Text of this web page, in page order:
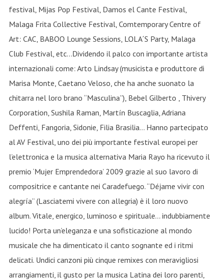
festival, Mijas Pop Festival, Damos el Cante Festival,
Malaga Frita Collective Festival, Comtemporary Centre of
Art: CAC, BABOO Lounge Sessions, LOLA´S Party, Malaga
Club Festival, etc…Dividendo il palco con importante artista
internazionali come: Arto Lindsay (musicista e produttore di
Marisa Monte, Caetano Veloso, che ha anche suonato la
chitarra nel loro brano “Masculina”), Bebel Gilberto , Thivery
Corporation, Sushila Raman, Martín Buscaglia, Adriana
Deffenti, Fangoria, Sidonie, Filia Brasilia… Hanno partecipato
al AV Festival, uno dei più importante festival europei per
l’elettronica e la musica alternativa Maria Rayo ha ricevuto il
premio ‘Mujer Emprendedora’ 2009 grazie al suo lavoro di
compositrice e cantante nei Caradefuego. “Déjame vivir con
alegría” (Lasciatemi vivere con allegria) è il loro nuovo
album. Vitale, energico, luminoso e spirituale… indubbiamente
lucido! Porta un’eleganza e una sofisticazione al mondo
musicale che ha dimenticato il canto sognante ed i ritmi
delicati. Undici canzoni più cinque remixes con meravigliosi
arrangiamenti, il gusto per la musica Latina dei loro parenti,